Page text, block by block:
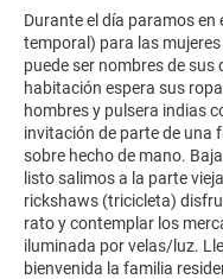
Durante el día paramos
temporal) para las
puede ser nombres de sus
habitación espera sus
hombres y pulsera indias
invitación de parte de una
sobre hecho de mano.
listo salimos a la parte
rickshaws (tricicleta)
rato y contemplar los
iluminada por velas/luz.
bienvenida la familia